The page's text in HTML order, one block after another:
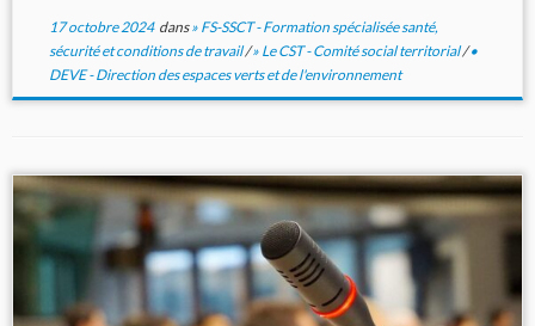
17 octobre 2024dans» FS-SSCT - Formation spécialisée santé,
sécurité et conditions de travail/» Le CST - Comité social territorial/•
DEVE - Direction des espaces verts et de l'environnement